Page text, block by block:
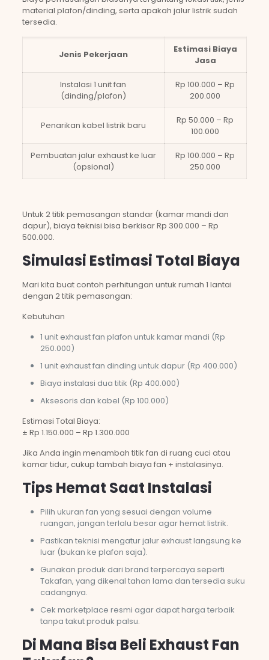
material plafon/dinding, serta apakah jalur listrik sudah
tersedia.
Jenis Pekerjaan
Estimasi Biaya
Jasa
Instalasi 1 unit fan
(dinding/plafon)
Rp 100.000 – Rp
200.000
Penarikan kabel listrik baru
Rp 50.000 – Rp
100.000
Pembuatan jalur exhaust ke luar
(opsional)
Rp 100.000 – Rp
250.000
Untuk 2 titik pemasangan standar (kamar mandi dan
dapur), biaya teknisi bisa berkisar Rp 300.000 – Rp
500.000.
Simulasi Estimasi Total Biaya
Mari kita buat contoh perhitungan untuk rumah 1 lantai
dengan 2 titik pemasangan:
Kebutuhan
1 unit exhaust fan plafon untuk kamar mandi (Rp
250.000)
1 unit exhaust fan dinding untuk dapur (Rp 400.000)
Biaya instalasi dua titik (Rp 400.000)
Aksesoris dan kabel (Rp 100.000)
Estimasi Total Biaya:
± Rp 1.150.000 – Rp 1.300.000
Jika Anda ingin menambah titik fan di ruang cuci atau
kamar tidur, cukup tambah biaya fan + instalasinya.
Tips Hemat Saat Instalasi
Pilih ukuran fan yang sesuai dengan volume
ruangan, jangan terlalu besar agar hemat listrik.
Pastikan teknisi mengatur jalur exhaust langsung ke
luar (bukan ke plafon saja).
Gunakan produk dari brand terpercaya seperti
Takafan, yang dikenal tahan lama dan tersedia suku
cadangnya.
Cek marketplace resmi agar dapat harga terbaik
tanpa takut produk palsu.
Di Mana Bisa Beli Exhaust Fan